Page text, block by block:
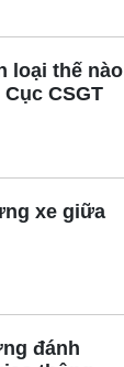
loại thế nào
CSGT
xe giữa
đánh